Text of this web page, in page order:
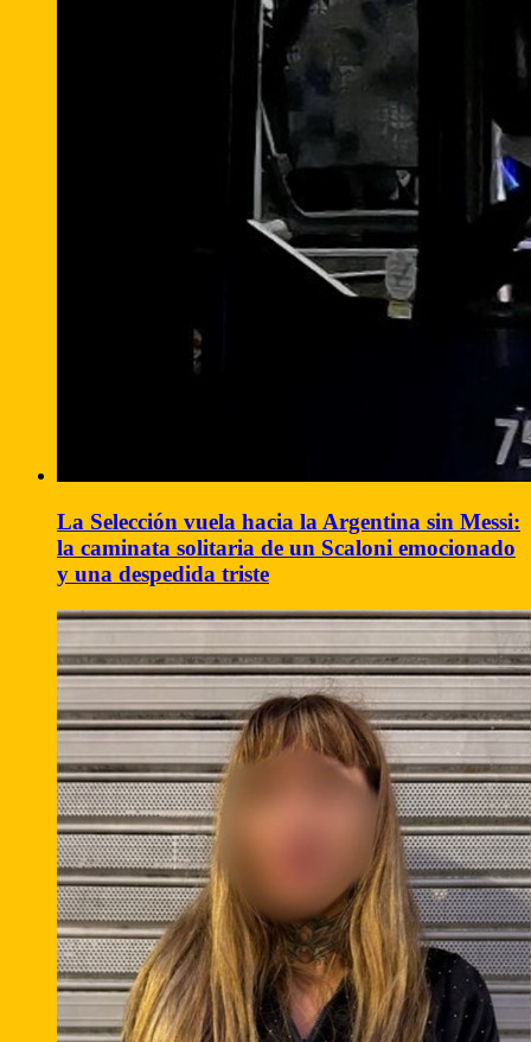
La Selección vuela hacia la Argentina sin Messi:
la caminata solitaria de un Scaloni emocionado
y una despedida triste